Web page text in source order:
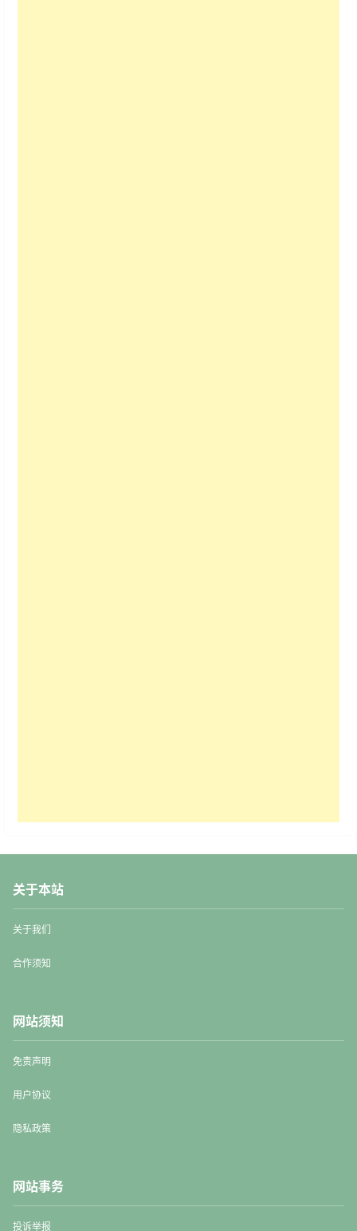
关于本站
关于我们
合作须知
网站须知
免责声明
用户协议
隐私政策
网站事务
投诉举报